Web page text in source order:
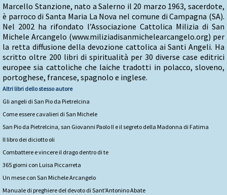
Marcello Stanzione, nato a Salerno il 20 marzo 1963, sacerdote,
è parroco di Santa Maria La Nova nel comune di Campagna (SA).
Nel 2002 ha rifondato l’Associazione Cattolica Milizia di San
Michele Arcangelo (www.miliziadisanmichelearcangelo.org) per
la retta diffusione della devozione cattolica ai Santi Angeli. Ha
scritto oltre 200 libri di spiritualità per 30 diverse case editrici
europee sia cattoliche che laiche tradotti in polacco, sloveno,
portoghese, francese, spagnolo e inglese.
Altri libri dello stesso autore
Gli angeli di San Pio da Pietrelcina
Come essere cavalieri di San Michele
San Pio da Pietrelcina, san Giovanni Paolo II e il segreto della Madonna di Fatima
Il libro dei diciotto oli
Combattere e vincere il drago dentro di te
365 giorni con Luisa Piccarreta
Un mese con San Michele Arcangelo
Manuale di preghiere del devoto di Sant'Antonino Abate